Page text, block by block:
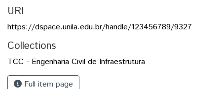
URI
https://dspace.unila.edu.br/handle/123456789/9327
Collections
TCC - Engenharia Civil de Infraestrutura
Full item page